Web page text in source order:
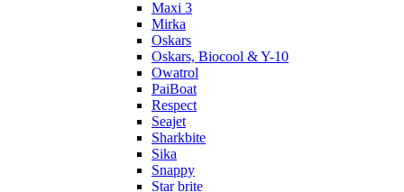
Maxi 3
Mirka
Oskars
Oskars, Biocool & Y-10
Owatrol
PaiBoat
Respect
Seajet
Sharkbite
Sika
Snappy
Star brite